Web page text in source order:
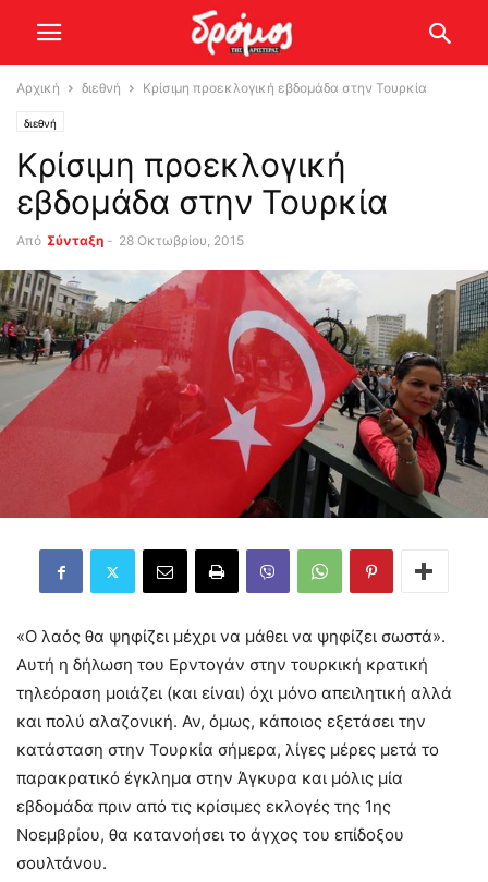
Αρχική διεθνή Κρίσιμη προεκλογική εβδομάδα στην Τουρκία
διεθνή
Κρίσιμη προεκλογική
εβδομάδα στην Τουρκία
Από Σύνταξη - 28 Οκτωβρίου, 2015
«Ο λαός θα ψηφίζει μέχρι να μάθει να ψηφίζει σωστά».
Αυτή η δήλωση του Ερντογάν στην τουρκική κρατική
τηλεόραση μοιάζει (και είναι) όχι μόνο απειλητική αλλά
και πολύ αλαζονική. Αν, όμως, κάποιος εξετάσει την
κατάσταση στην Τουρκία σήμερα, λίγες μέρες μετά το
παρακρατικό έγκλημα στην Άγκυρα και μόλις μία
εβδομάδα πριν από τις κρίσιμες εκλογές της 1ης
Νοεμβρίου, θα κατανοήσει το άγχος του επίδοξου
σουλτάνου.